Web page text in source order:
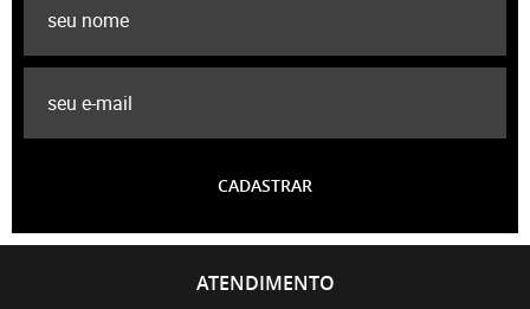
CADASTRAR
ATENDIMENTO